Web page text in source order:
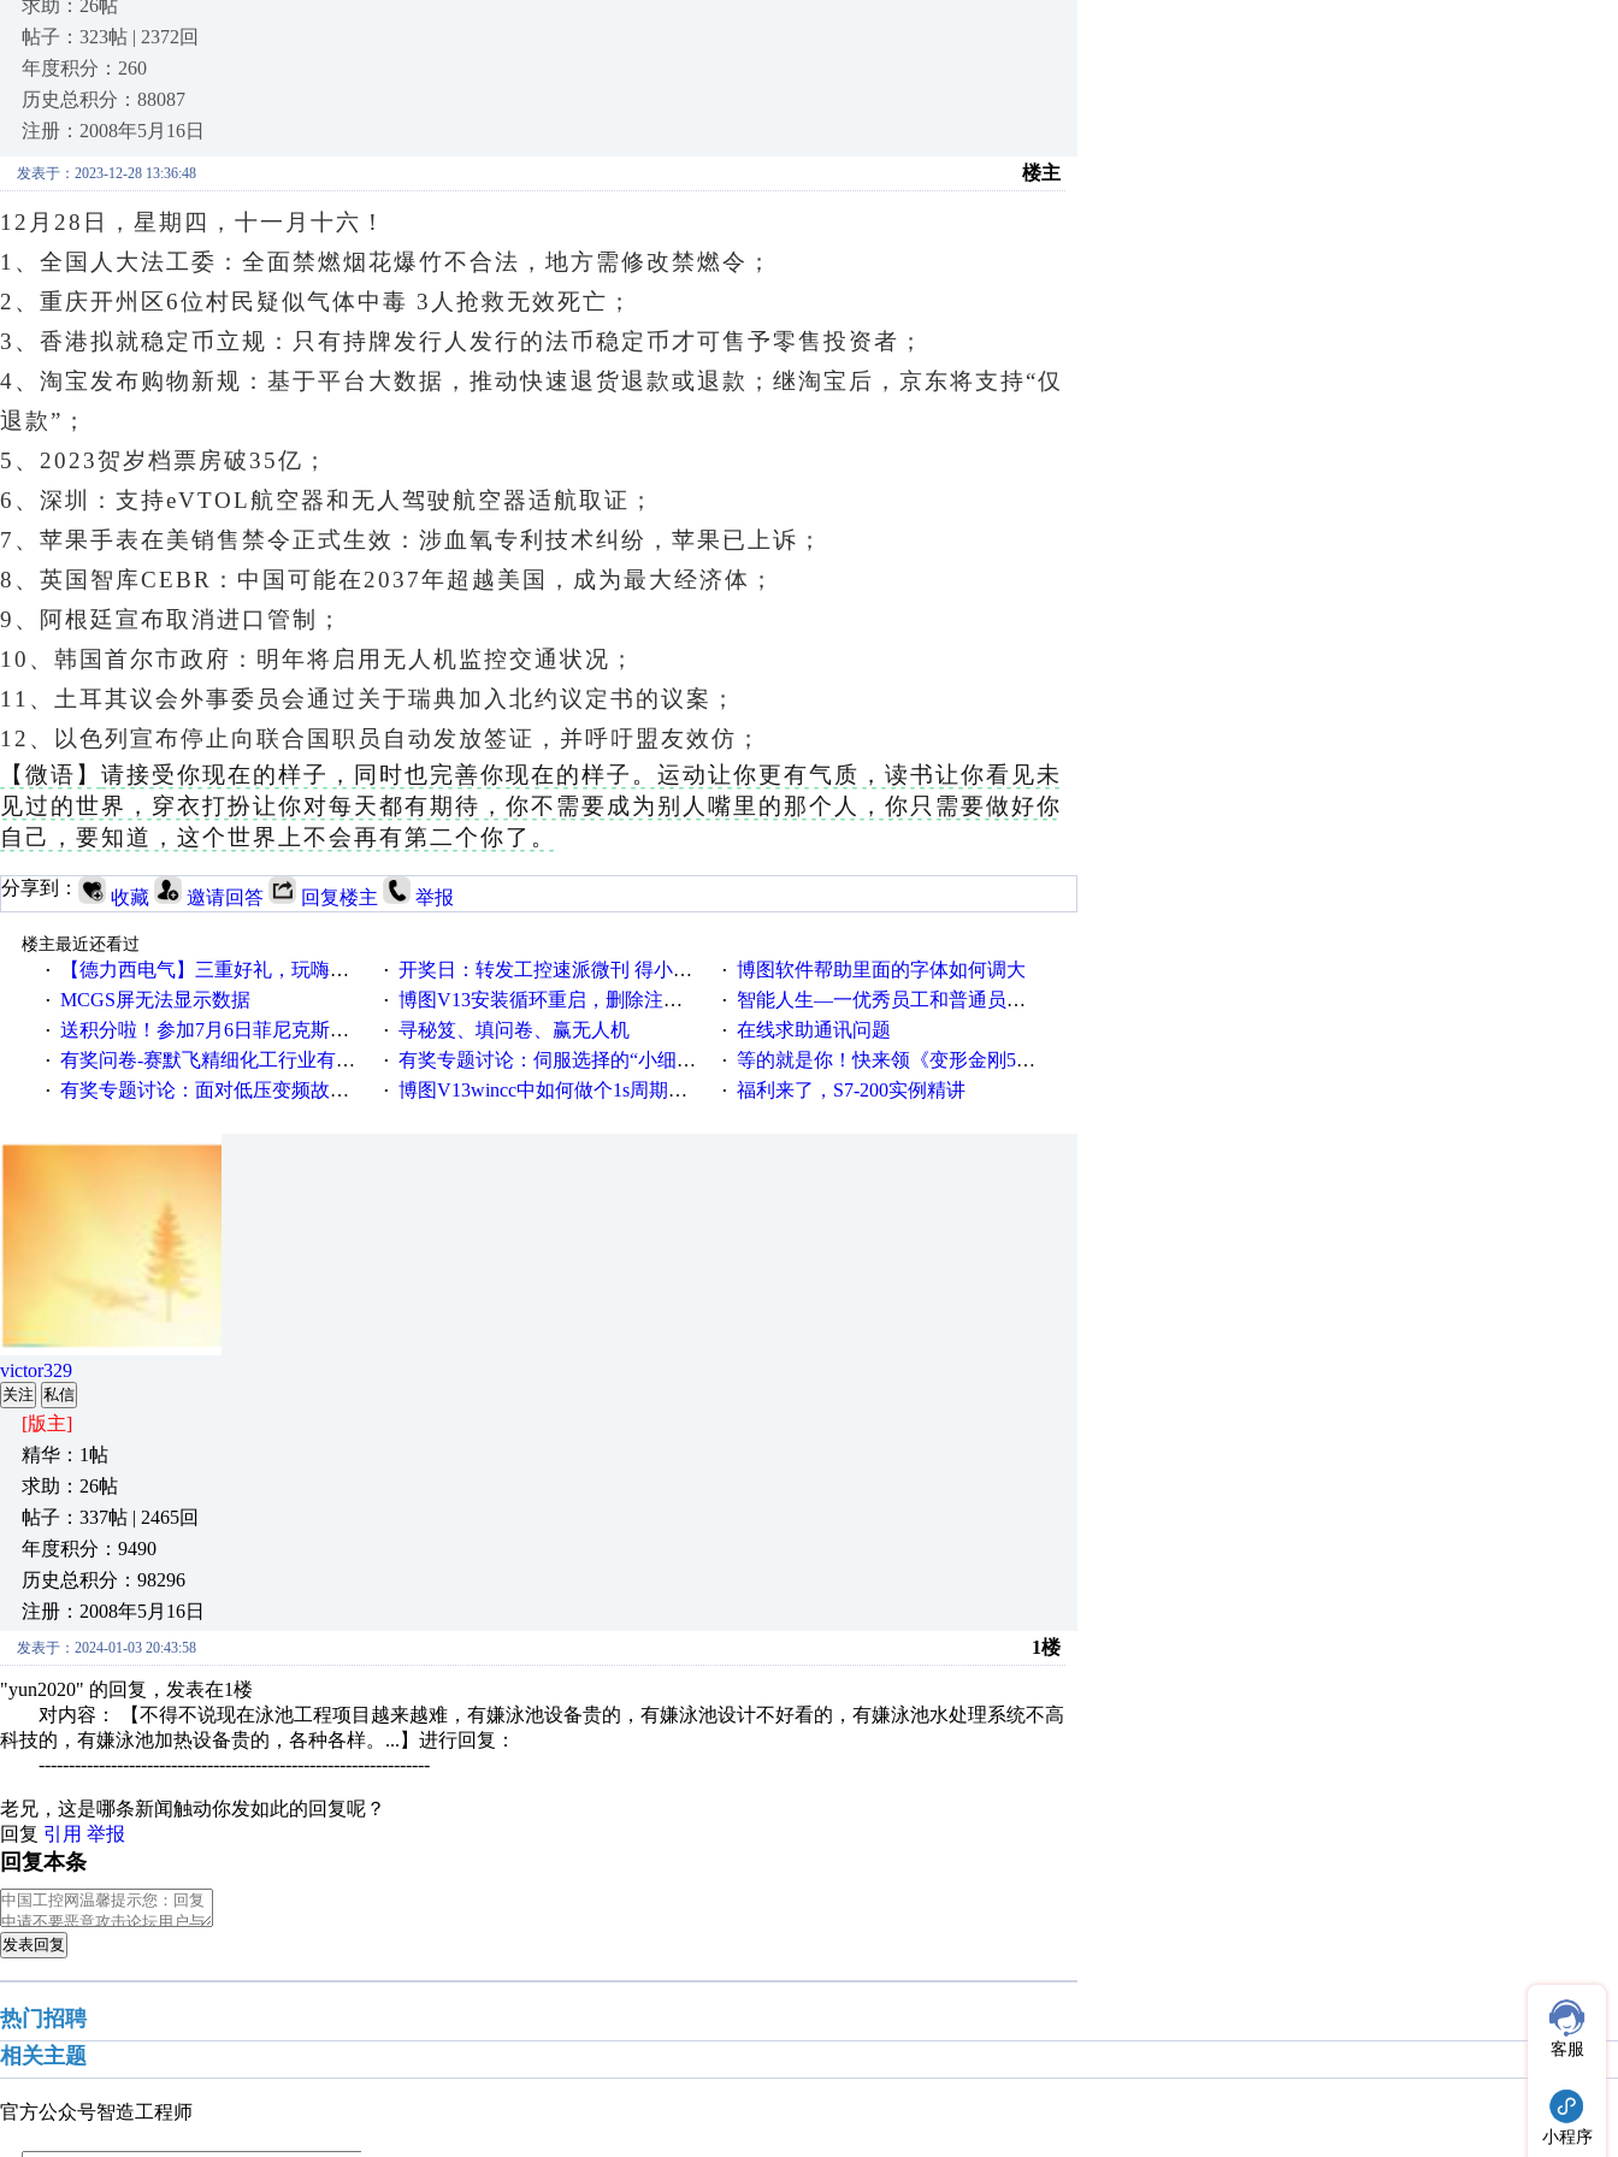
求助：26帖
帖子：323帖 | 2372回
年度积分：260
历史总积分：88087
注册：2008年5月16日
发表于：2023-12-28 13:36:48 楼主
12月28日，星期四
，十一月十六！
1、全国人大法工委：全面禁燃烟花爆竹不合法，地方需修改禁燃令；
2、重庆开州区6位村民疑似气体中毒 3人抢救无效死亡 ；
3、香港拟就稳定币立规：只有持牌发行人发行的法币稳定币才可售予零售投资者；
4、 淘宝发布购物新规：基于平台大数据，推动快速退货退款或退款；继淘宝后，京东将支持“仅
退款” ；
5、2023贺岁档票房破35亿；
6、深圳：支持eVTOL航空器和无人驾驶航空器适航取证；
7、 苹果手表在美销售禁令正式生效：涉血氧专利技术纠纷，苹果已上诉 ；
8、英国智库CEBR：中国可能在2037年超越美国，成为最大经济体；
9、阿根廷宣布取消进口管制
；
10、 韩国首尔市政府：明年将启用无人机监控交通状况 ；
11、土耳其议会外事委员会通过关于瑞典加入北约议定书的议案；
12、
以色列宣布停止向联合国职员自动发放签证，并呼吁盟友效仿 ；
【微语】 请接受你现在的样子，同时也完善你现在的样子。运动让你更有气质，读书让你看见未
见过的世界，穿衣打扮让你对每天都有期待，你不需要成为别人嘴里的那个人，你只需要做好你
自己，要知道，这个世界上不会再有第二个你了。
分享到： 收藏 邀请回答 回复楼主 举报
楼主最近还看过
·
【德力西电气】三重好礼，玩嗨夏日！ · 开奖日：转发工控速派微刊 得小米手环 中奖通知 · 博图软件帮助里面的字体如何调大
· MCGS屏无法显示数据 · 博图V13安装循环重启，删除注册表信息没有用 · 智能人生—一优秀员工和普通员工差别，精辟到位！
· 送积分啦！参加7月6日菲尼克斯在线研讨会即得 · 寻秘笈、填问卷、赢无人机 · 在线求助通讯问题
· 有奖问卷-赛默飞精细化工行业有奖调查来袭！ · 有奖专题讨论：伺服选择的“小细节大学问”奖励公告 · 等的就是你！快来领《变形金刚5》观影券
· 有奖专题讨论：面对低压变频故障，老手是这样解决的！ · 博图V13wincc中如何做个1s周期循环的脚本 · 福利来了，S7-200实例精讲
victor329
关注 私信
[版主]
精华：1帖
求助：26帖
帖子：337帖 | 2465回
年度积分：9490
历史总积分：98296
注册：2008年5月16日
发表于：2024-01-03 20:43:58 1楼
"yun2020" 的回复，发表在1楼
对内容： 【不得不说现在泳池工程项目越来越难，有嫌泳池设备贵的，有嫌泳池设计不好看的，有嫌泳池水处理系统不高
科技的，有嫌泳池加热设备贵的，各种各样。...】进行回复：
-----------------------------------------------------------------
老兄，这是哪条新闻触动你发如此的回复呢？
回复 引用 举报
回复本条
发表回复
热门招聘
相关主题
官方公众号智造工程师
客服
小程序